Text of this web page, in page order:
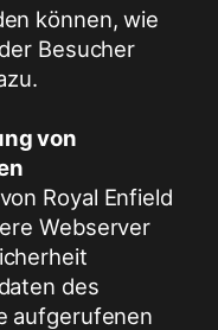
können, wie
Besucher
von
Royal Enfield
Webserver
des
aufgerufenen